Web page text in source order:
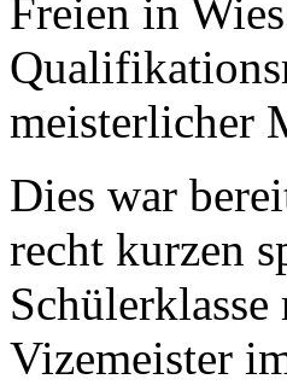
Freien in
meisterlicher
Dies war
recht kurzen
Vizemeister